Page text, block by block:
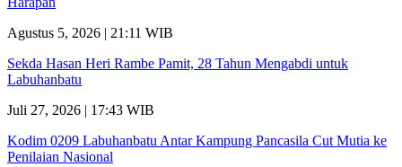
Agustus 5, 2026 | 21:11 WIB
Sekda Hasan Heri Rambe Pamit, 28 Tahun Mengabdi untuk
Labuhanbatu
Juli 27, 2026 | 17:43 WIB
Kodim 0209 Labuhanbatu Antar Kampung Pancasila Cut Mutia ke
Penilaian Nasional